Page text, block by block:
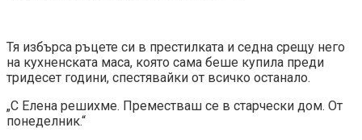
Тя избърса ръцете си в престилката и седна срещу него
на кухненската маса, която сама беше купила преди
тридесет години, спестявайки от всичко останало.
„С Елена решихме. Преместваш се в старчески дом. От
понеделник.“